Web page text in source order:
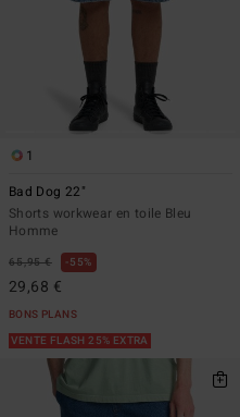
1
Bad Dog 22"
Shorts workwear en toile Bleu
Homme
65,95 € 55%
29,68 €
BONS PLANS
VENTE FLASH 25% EXTRA